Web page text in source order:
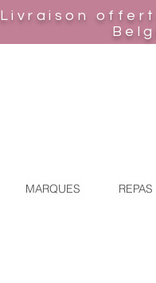
Livraison
MARQUES REPAS